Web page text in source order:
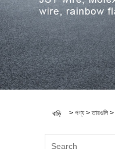
বাড়ি > পণ্য>তারগুলি >